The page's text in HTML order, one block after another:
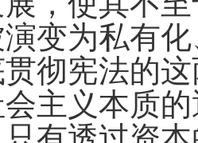
变为私有
彻宪法的
主义本质